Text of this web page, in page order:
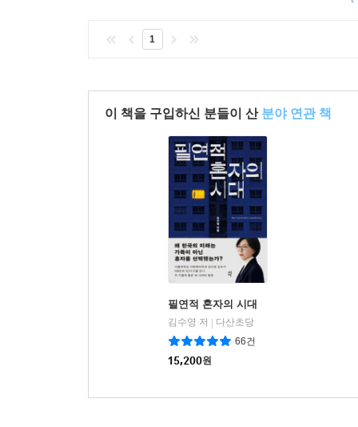
1
이 책을 구입하신 분들이 산 분야 연관 책
필연적 혼자의 시대
김수영 저 | 다산초당
66건
15,200원